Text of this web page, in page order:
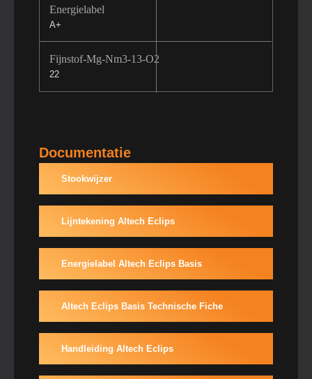
Energielabel
A+
Fijnstof-Mg-Nm3-13-O2
22
Documentatie
Stookwijzer
Lijntekening Altech Eclips
Energielabel Altech Eclips Basis
Altech Eclips Basis Technische Fiche
Handleiding Altech Eclips